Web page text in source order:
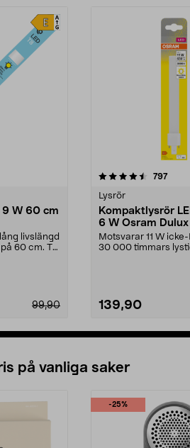
9 W 60 cm
livslängd
60 cm. T8
99,90
797
Lysrör
Kompaktlysrör
6 W Osram Dulux
Motsvarar 11 W icke-
30 000 timmars
139,90
4.5 av 5
på vanliga saker
-25%